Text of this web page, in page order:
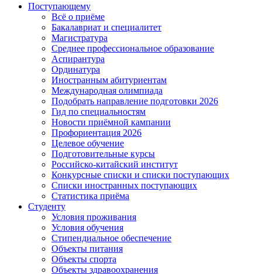
Поступающему
Всё о приёме
Бакалавриат и специалитет
Магистратура
Среднее профессиональное образование
Аспирантура
Ординатура
Иностранным абитуриентам
Международная олимпиада
Подобрать направление подготовки 2026
Гид по специальностям
Новости приёмной кампании
Профориентация 2026
Целевое обучение
Подготовительные курсы
Российско-китайский институт
Конкурсные списки и списки поступающих
Списки иностранных поступающих
Статистика приёма
Студенту
Условия проживания
Условия обучения
Стипендиальное обеспечение
Объекты питания
Объекты спорта
Объекты здравоохранения